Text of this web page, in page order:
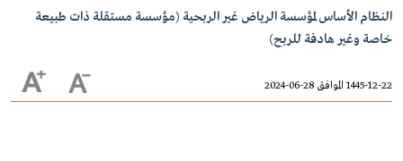
النظام الأساس لمؤسسة الرياض غير الربحية (مؤسسة مستقلة ذات طبيعة
خاصة وغير هادفة للربح)
1445-12-22 الموافق 28-06-2024